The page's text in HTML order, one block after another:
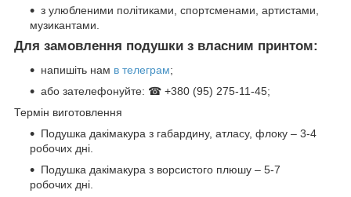
з улюбленими політиками, спортсменами, артистами,
музикантами.
Для замовлення подушки з власним принтом:
напишіть нам в телеграм;
або зателефонуйте: ☎ +380 (95) 275-11-45;
Термін виготовлення
Подушка дакімакура з габардину, атласу, флоку – 3-4
робочих дні.
Подушка дакімакура з ворсистого плюшу – 5-7
робочих дні.